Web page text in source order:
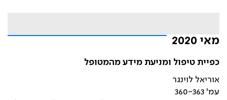
מאי 2020
כפיית טיפול ומניעת מידע מהמטופל
אוריאל לוינגר
עמ' 360-363